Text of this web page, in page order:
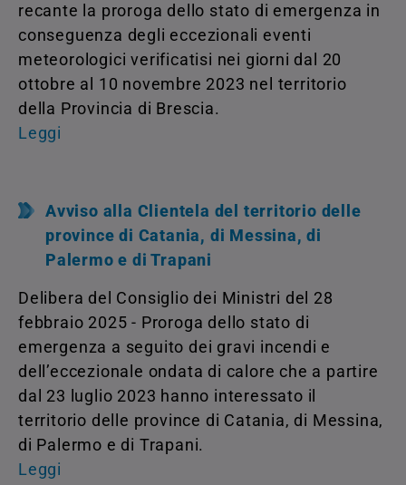
recante la proroga dello stato di emergenza in
conseguenza degli eccezionali eventi
meteorologici verificatisi nei giorni dal 20
ottobre al 10 novembre 2023 nel territorio
della Provincia di Brescia.
Leggi
Avviso alla Clientela del territorio delle
province di Catania, di Messina, di
Palermo e di Trapani
Delibera del Consiglio dei Ministri del 28
febbraio 2025 - Proroga dello stato di
emergenza a seguito dei gravi incendi e
dell’eccezionale ondata di calore che a partire
dal 23 luglio 2023 hanno interessato il
territorio delle province di Catania, di Messina,
di Palermo e di Trapani.
Leggi